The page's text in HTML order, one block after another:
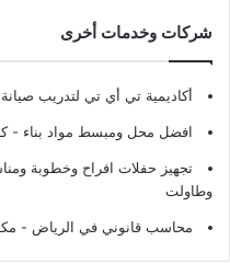
شركات وخدمات أخرى
أكاديمية تي أي تي لتدريب
افضل محل ومبسط مواد بناء -
تجهيز حفلات افراح وخطوبة
وطاولت
محاسب قانوني في الرياض -